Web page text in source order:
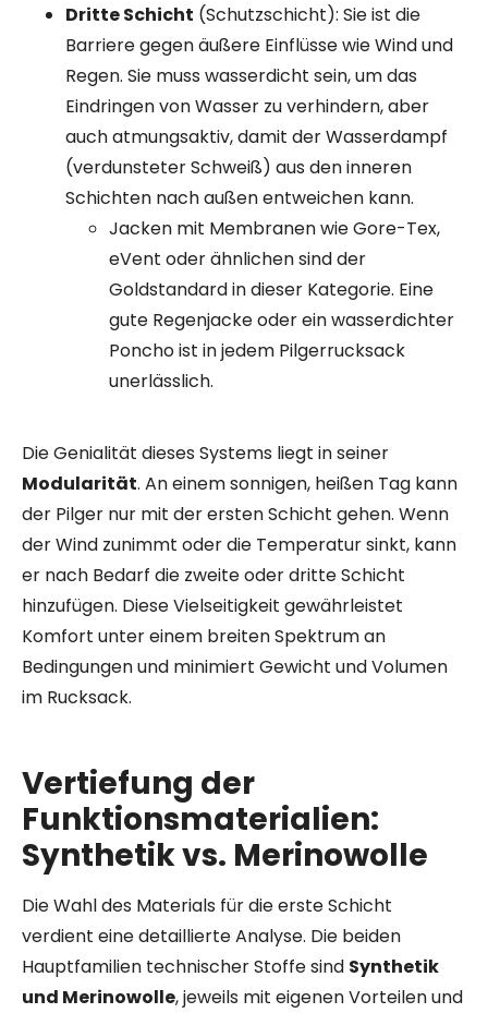
Dritte Schicht (Schutzschicht): Sie ist die
Barriere gegen äußere Einflüsse wie Wind und
Regen. Sie muss wasserdicht sein, um das
Eindringen von Wasser zu verhindern, aber
auch atmungsaktiv, damit der Wasserdampf
(verdunsteter Schweiß) aus den inneren
Schichten nach außen entweichen kann.
Jacken mit Membranen wie Gore-Tex,
eVent oder ähnlichen sind der
Goldstandard in dieser Kategorie. Eine
gute Regenjacke oder ein wasserdichter
Poncho ist in jedem Pilgerrucksack
unerlässlich.
Die Genialität dieses Systems liegt in seiner
Modularität. An einem sonnigen, heißen Tag kann
der Pilger nur mit der ersten Schicht gehen. Wenn
der Wind zunimmt oder die Temperatur sinkt, kann
er nach Bedarf die zweite oder dritte Schicht
hinzufügen. Diese Vielseitigkeit gewährleistet
Komfort unter einem breiten Spektrum an
Bedingungen und minimiert Gewicht und Volumen
im Rucksack.
Vertiefung der
Funktionsmaterialien:
Synthetik vs. Merinowolle
Die Wahl des Materials für die erste Schicht
verdient eine detaillierte Analyse. Die beiden
Hauptfamilien technischer Stoffe sind Synthetik
und Merinowolle, jeweils mit eigenen Vorteilen und